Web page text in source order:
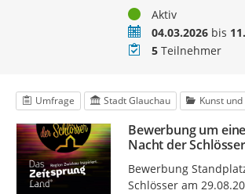
StatusAktiv
Zeitraum04.03.2026bis
Teilnehmer
5Teilnehmer
Umfrage Stadt Glauchau Kunst
Bewerbung um
Nacht der
Bewerbung
Schlösser am